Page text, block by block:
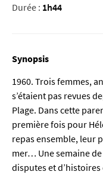
Durée : 1h44
Synopsis
1960. Trois femmes,
s’étaient pas revues
Plage. Dans cette
première fois pour
repas ensemble, leur
mer… Une semaine
disputes et